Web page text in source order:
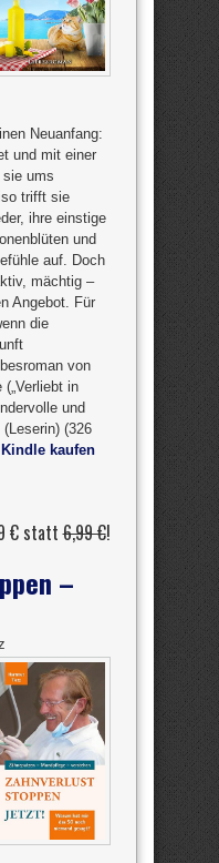
Neuanfang:
und mit einer
sie ums
trifft sie
ihre einstige
und
auf. Doch
mächtig –
Angebot. Für
die
von
in
und
(326
kaufen
€ statt6,99 €!
–